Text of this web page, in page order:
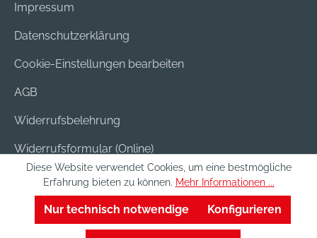
Impressum
Datenschutzerklärung
Cookie-Einstellungen bearbeiten
AGB
Widerrufsbelehrung
Widerrufsformular (Online)
Versand & Bezahlung
Batterieentsorgung
Diese Website verwendet Cookies, um eine bestmögliche
Erfahrung bieten zu können. Mehr Informationen ...
Nur technisch notwendige Konfigurieren